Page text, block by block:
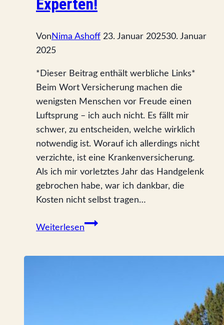
Von Nima Ashoff 23. Januar 202530. Januar
2025
*Dieser Beitrag enthält werbliche Links*
Beim Wort Versicherung machen die
wenigsten Menschen vor Freude einen
Luftsprung – ich auch nicht. Es fällt mir
schwer, zu entscheiden, welche wirklich
notwendig ist. Worauf ich allerdings nicht
verzichte, ist eine Krankenversicherung.
Als ich mir vorletztes Jahr das Handgelenk
gebrochen habe, war ich dankbar, die
Kosten nicht selbst tragen…
Weiterlesen
Das